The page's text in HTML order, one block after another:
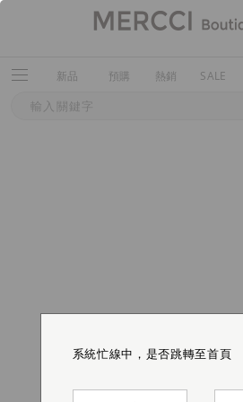
新品 預購 熱銷 SALE
系統忙線中，是否跳轉至首頁
系統忙線中，是否跳轉至首頁
系統忙線中，是否跳轉至首頁
系統忙線中，是否跳轉至首頁
系統忙線中，是否跳轉至首頁